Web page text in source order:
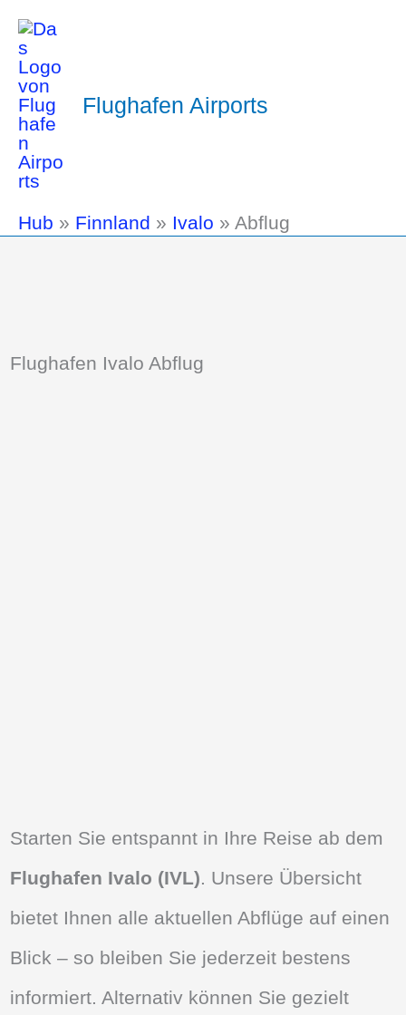
Flughafen Airports
Hub » Finnland » Ivalo » Abflug
Flughafen Ivalo Abflug
Starten Sie entspannt in Ihre Reise ab dem
Flughafen Ivalo (IVL) . Unsere Übersicht
bietet Ihnen alle aktuellen Abflüge auf einen
Blick – so bleiben Sie jederzeit bestens
informiert. Alternativ können Sie gezielt